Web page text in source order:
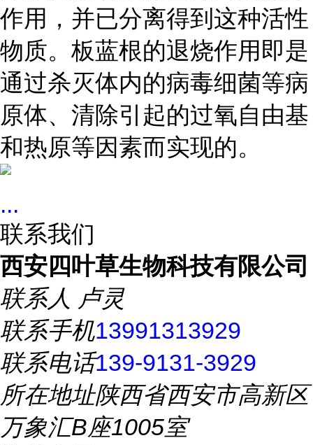
作用，并已分离得到这种活性
物质。板蓝根的退烧作用即是
通过杀灭体内的病毒细菌等病
原体、清除引起的过氧自由基
和热原等因素而实现的。
...
联系我们
西安四叶草生物科技有限公司
联系人 卢灵
联系手机13991313929
联系电话139-9131-3929
所在地址陕西省西安市高新区
万象汇B座1005室